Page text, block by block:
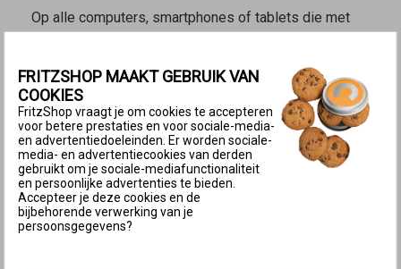
Op alle computers, smartphones of tablets die met
gebruikersinterface in een webbrowser openen via
het adreshttp://fritz.box.
Je kunt de gebruikersinterface altijd bereiken, ook
zonder toegang tot het internet. In de
gebruikersinterface kun je vervolgens alle functies
van de FRITZ!Box instellen en vind je gedetailleerde
informatie over het apparaat, je aansluiting en je
verbindingen.
FRITZSHOP MAAKT GEBRUIK VAN
COOKIES
FritzShop vraagt je om cookies te accepteren
voor betere prestaties en voor sociale-media-
en advertentiedoeleinden. Er worden sociale-
media- en advertentiecookies van derden
gebruikt om je sociale-mediafunctionaliteit
en persoonlijke advertenties te bieden.
Accepteer je deze cookies en de
bijbehorende verwerking van je
persoonsgegevens?